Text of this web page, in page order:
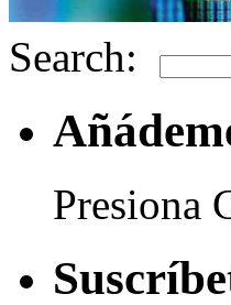
Search:
Presiona